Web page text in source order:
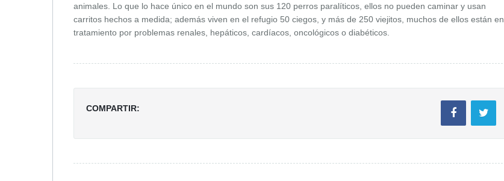
animales. Lo que lo hace único en el mundo son sus 120 perros paralíticos, ellos no pueden caminar y usan
carritos hechos a medida; además viven en el refugio 50 ciegos, y más de 250 viejitos, muchos de ellos están en
tratamiento por problemas renales, hepáticos, cardíacos, oncológicos o diabéticos.
COMPARTIR: